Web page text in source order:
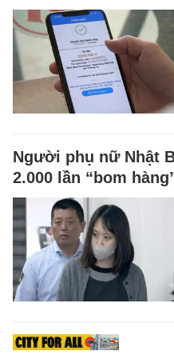
Người phụ nữ Nhật
2.000 lần “bom